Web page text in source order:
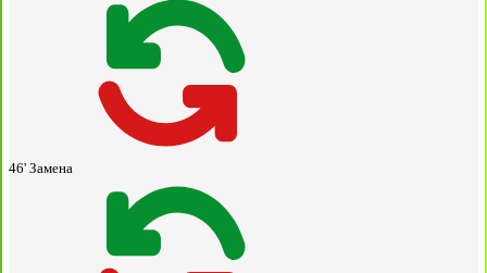
46' Замена